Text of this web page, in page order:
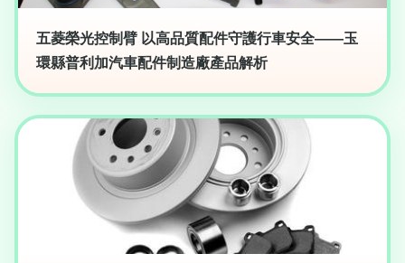
五菱榮光控制臂 以高品質配件守護行車安全——玉
環縣普利加汽車配件制造廠產品解析